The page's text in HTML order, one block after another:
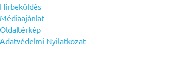
Hírbeküldés
Médiaajánlat
Oldaltérkép
Adatvédelmi Nyilatkozat